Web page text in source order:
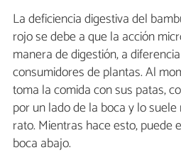
La deficiencia digestiva del
rojo se debe a que la acción
manera de digestión, a
consumidores de plantas. Al
toma la comida con sus patas,
por un lado de la boca y lo
rato. Mientras hace esto, puede
boca abajo.